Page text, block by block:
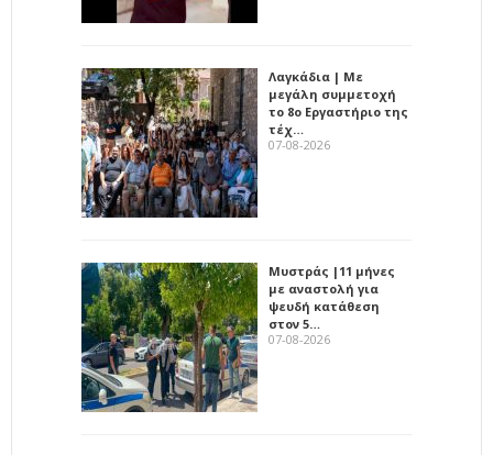
Λαγκάδια | Με
μεγάλη συμμετοχή
το 8ο Εργαστήριο της
τέχ…
07-08-2026
Μυστράς |11 μήνες
με αναστολή για
ψευδή κατάθεση
στον 5…
07-08-2026